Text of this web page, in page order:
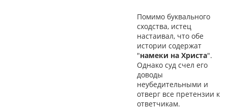
Помимо буквального
сходства, истец
настаивал, что обе
истории содержат
"намеки на Христа".
Однако суд счел его
доводы
неубедительными и
отверг все претензии к
ответчикам.